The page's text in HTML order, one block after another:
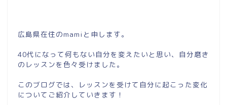
広島県在住のmamiと申します。
40代になって何もない自分を変えたいと思い、自分磨き
のレッスンを色々受けました。
このブログでは、レッスンを受けて自分に起こった変化
についてご紹介していきます！